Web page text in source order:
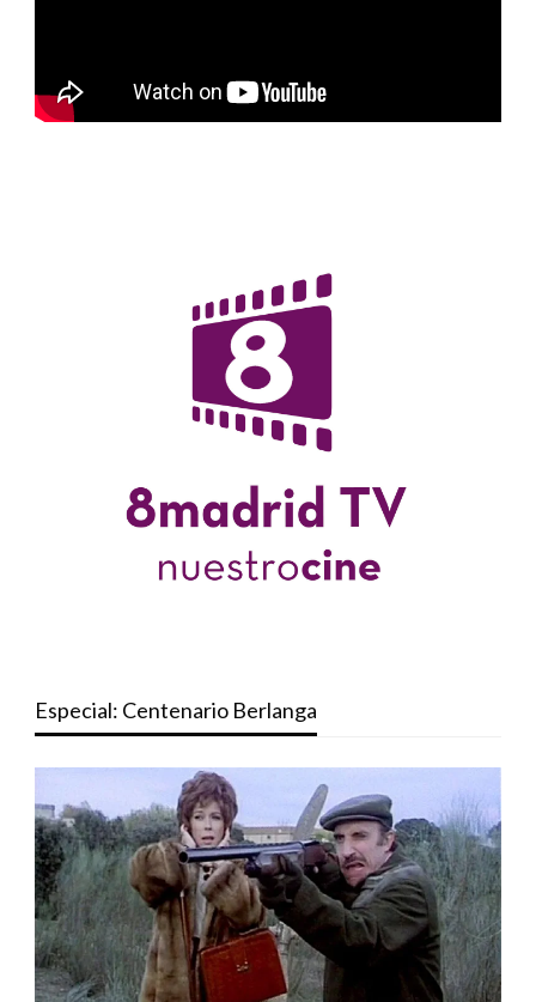
Especial: Centenario Berlanga